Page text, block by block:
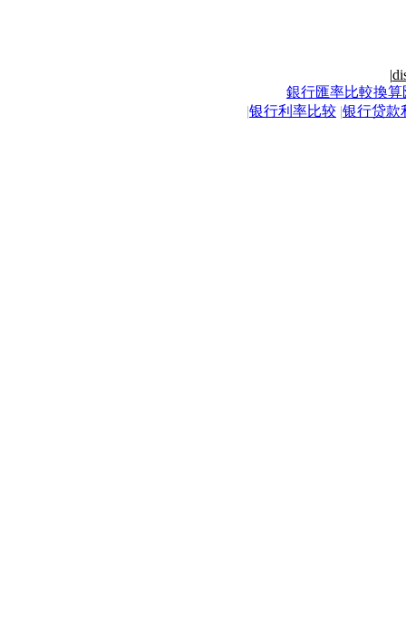
|
銀行匯率比較換算
|银行利率比较 |银行贷款